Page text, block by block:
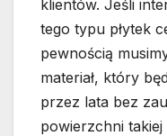
klientów. Jeśli
tego typu płytek
pewnością
materiał, który
przez lata bez
powierzchni takiej